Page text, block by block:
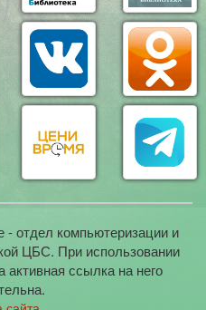
- отдел компьютеризации и
ЦБС. При использовании
активная ссылка на него